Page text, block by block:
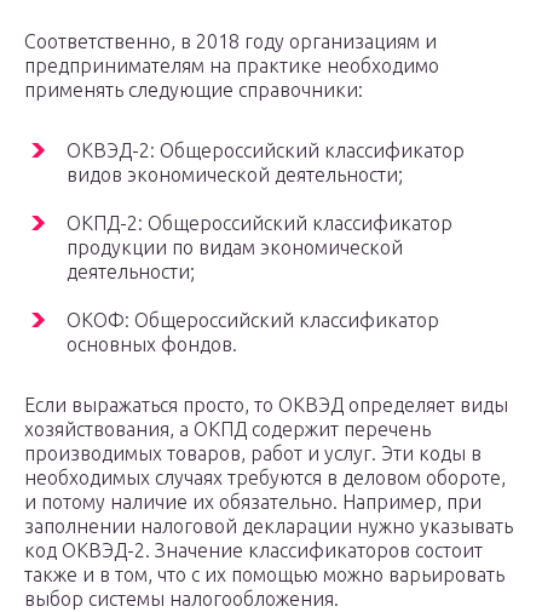
Соответственно, в 2018 году организациям и
предпринимателям на практике необходимо
применять следующие справочники:
ОКВЭД-2: Общероссийский классификатор
видов экономической деятельности;
ОКПД-2: Общероссийский классификатор
продукции по видам экономической
деятельности;
ОКОФ: Общероссийский классификатор
основных фондов.
Если выражаться просто, то ОКВЭД определяет виды
хозяйствования, а ОКПД содержит перечень
производимых товаров, работ и услуг. Эти коды в
необходимых случаях требуются в деловом обороте,
и потому наличие их обязательно. Например, при
заполнении налоговой декларации нужно указывать
код ОКВЭД-2. Значение классификаторов состоит
также и в том, что с их помощью можно варьировать
выбор системы налогообложения.